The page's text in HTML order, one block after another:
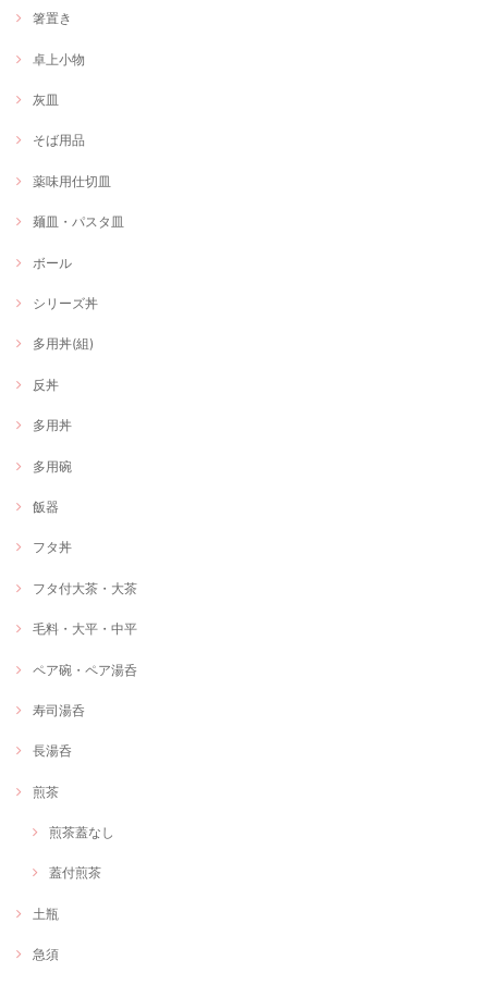
箸置き
卓上小物
灰皿
そば用品
薬味用仕切皿
麺皿・パスタ皿
ボール
シリーズ丼
多用丼(組)
反丼
多用丼
多用碗
飯器
フタ丼
フタ付大茶・大茶
毛料・大平・中平
ペア碗・ペア湯呑
寿司湯呑
長湯呑
煎茶
煎茶蓋なし
蓋付煎茶
土瓶
急須